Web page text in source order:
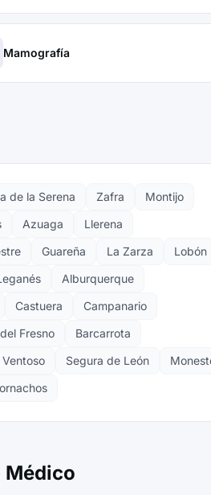
Mamografía
de la Serena Zafra
Montijo
Azuaga
Llerena
Guareña La Zarza
Lobón
Alburquerque
Castuera
Campanario
Fresno
Barcarrota
Segura de León
Médico